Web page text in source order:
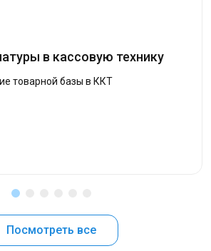
в кассовую технику
товарной базы в ККТ
Посмотреть все